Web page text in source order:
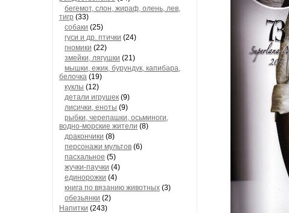
бегемот, слон, жираф, олень, лев,
тигр (33)
собаки (25)
гуси и др. птички (24)
гномики (22)
змейки, лягушки (21)
мышки, ежик, бурундук, капибара,
белочка (19)
куклы (12)
детали игрушек (9)
лисички, еноты (9)
рыбки, черепашки, осьминоги,
водно-морские жители (8)
дракончики (8)
персонажи мультов (6)
пасхальное (5)
жучки-паучки (4)
единорожки (4)
книга по вязанию животных (3)
обезьянки (2)
Напитки (243)